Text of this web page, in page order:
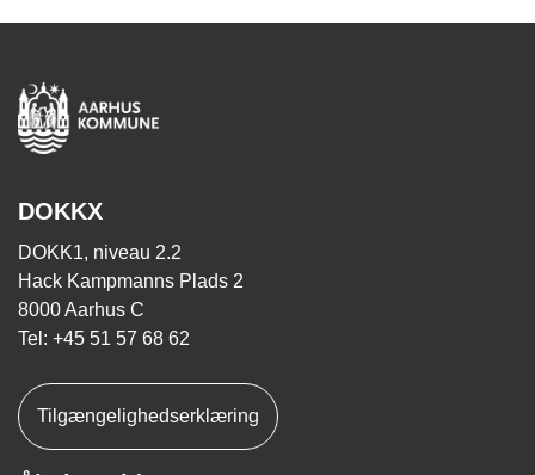
DOKKX
DOKK1, niveau 2.2
Hack Kampmanns Plads 2
8000 Aarhus C
Tel: +45 51 57 68 62
Tilgængelighedserklæring